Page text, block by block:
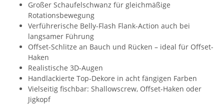
Großer Schaufelschwanz für gleichmäßige
Rotationsbewegung
Verführerische Belly-Flash Flank-Action auch bei
langsamer Führung
Offset-Schlitze an Bauch und Rücken – ideal für Offset-
Haken
Realistische 3D-Augen
Handlackierte Top-Dekore in acht fängigen Farben
Vielseitig fischbar: Shallowscrew, Offset-Haken oder
Jigkopf